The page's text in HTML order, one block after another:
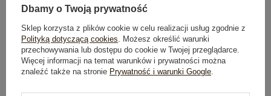
GŁÓWNE PARAMETRY
OPINIE O PRODUKCIE (0)
Dbamy o Twoją prywatność
Sklep korzysta z plików cookie w celu realizacji usług zgodnie z
Polityką dotyczącą cookies . Możesz określić warunki
przechowywania lub dostępu do cookie w Twojej przeglądarce.
Więcej informacji na temat warunków i prywatności można
znaleźć także na stronie Prywatność i warunki Google